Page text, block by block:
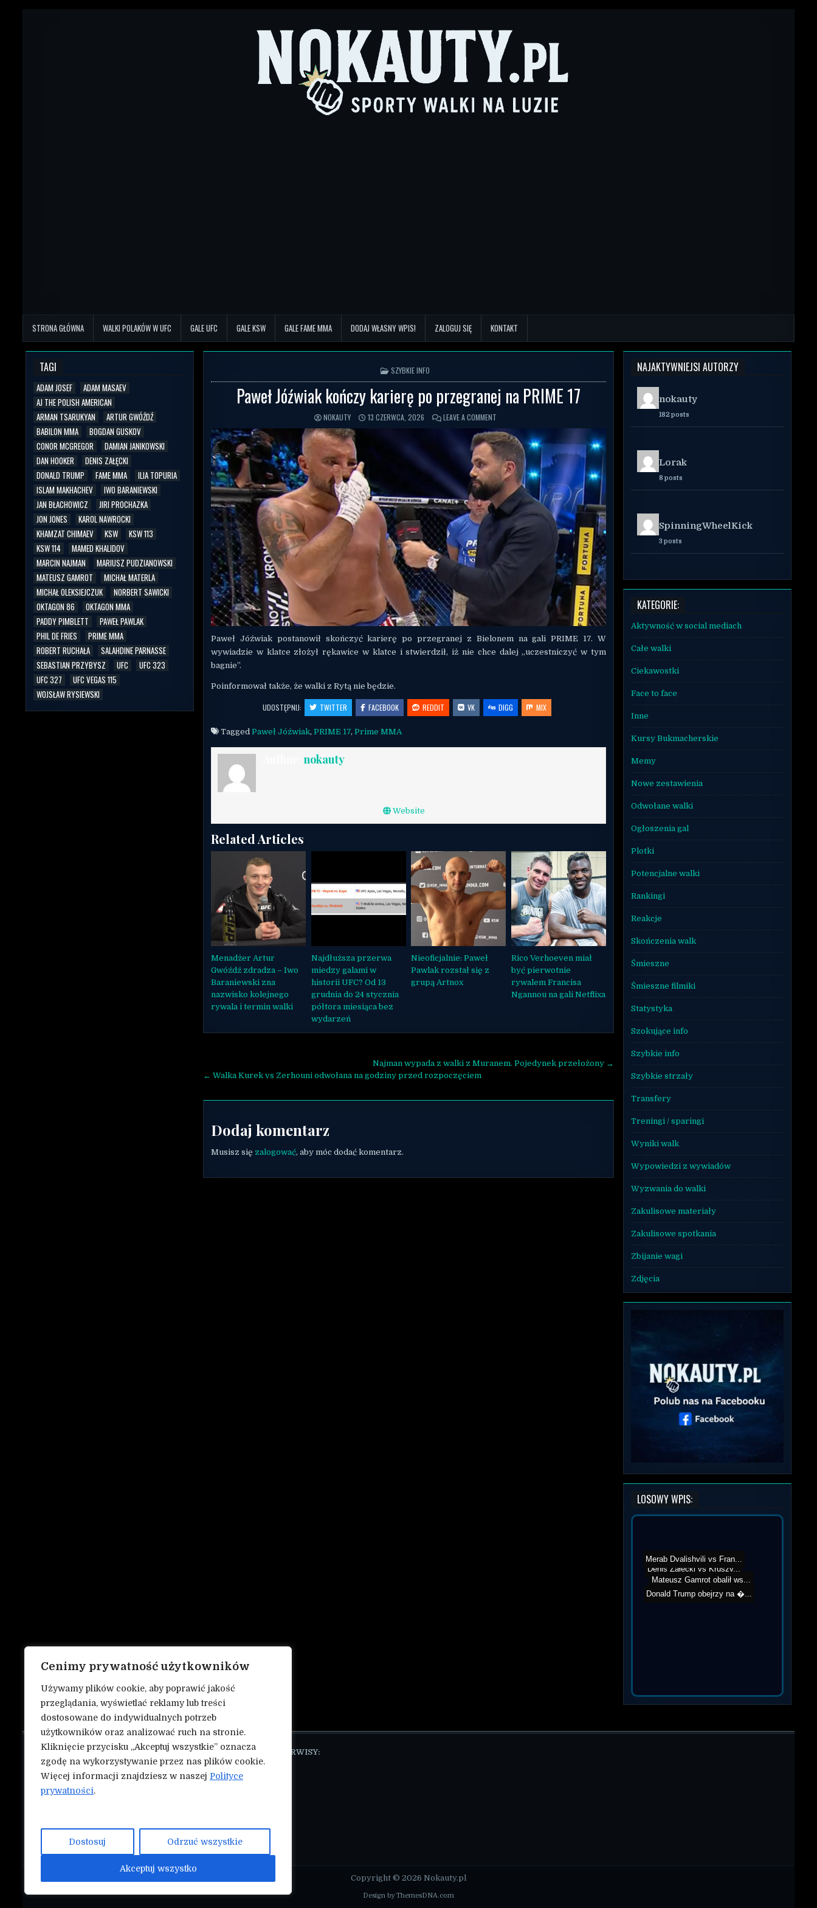
Cenimy prywatność użytkowników
Używamy plików cookie, aby poprawić jakość
przeglądania, wyświetlać reklamy lub treści
dostosowane do indywidualnych potrzeb
użytkowników oraz analizować ruch na stronie.
Kliknięcie przycisku „Akceptuj wszystkie” oznacza
zgodę na wykorzystywanie przez nas plików cookie.
Więcej informacji znajdziesz w naszej Polityce
prywatności.
Dostosuj Odrzuć wszystkie
Akceptuj wszystko
STRONA GŁÓWNA WALKI POLAKÓW W UFC GALE UFC GALE KSW GALE FAME MMA DODAJ WŁASNY WPIS! ZALOGUJ SIĘ KONTAKT
POSTED IN
SZYBKIE INFO
Paweł Jóźwiak kończy karierę po przegranej na PRIME 17
NOKAUTY 13 CZERWCA, 2026 LEAVE A COMMENT
Paweł Jóźwiak postanowił skończyć karierę po przegranej z Bielonem na gali PRIME 17. W
wywiadzie w klatce złożył rękawice w klatce i stwierdził, iż nie chce dalej „uczestniczyć w tym
bagnie”.
Poinformował także, że walki z Rytą nie będzie.
UDOSTĘPNIJ: TWITTER FACEBOOK REDDIT VK DIGG MIX
TaggedPaweł Jóźwiak,PRIME 17,Prime MMA
nokauty
Website
Related Articles
Menadżer Artur
Gwóźdź zdradza – Iwo
Baraniewski zna
nazwisko kolejnego
rywala i termin walki
Najdłuższa przerwa
miedzy galami w
historii UFC? Od 13
grudnia do 24 stycznia
półtora miesiąca bez
wydarzeń
Nieoficjalnie: Paweł
Pawlak rozstał się z
grupą Artnox
Rico Verhoeven miał
być pierwotnie
rywalem Francisa
Ngannou na gali Netflixa
Najman wypada z walki z Muranem. Pojedynek przełożony →
← Walka Kurek vs Zerhouni odwołana na godziny przed rozpoczęciem
Dodaj komentarz
Musisz się zalogować, aby móc dodać komentarz.
TAGI
ADAM JOSEF
ADAM MASAEV
AJ THE POLISH AMERICAN
ARMAN TSARUKYAN
ARTUR GWÓŹDŹ
BABILON MMA
BOGDAN GUSKOV
CONOR MCGREGOR
DAMIAN JANIKOWSKI
DAN HOOKER
DENIS ZAŁĘCKI
DONALD TRUMP
FAME MMA
ILIA TOPURIA
ISLAM MAKHACHEV
IWO BARANIEWSKI
JAN BŁACHOWICZ
JIRI PROCHAZKA
JON JONES
KAROL NAWROCKI
KHAMZAT CHIMAEV
KSW
KSW 113
KSW 114
MAMED KHALIDOV
MARCIN NAJMAN
MARIUSZ PUDZIANOWSKI
MATEUSZ GAMROT
MICHAŁ MATERLA
MICHAŁ OLEKSIEJCZUK
NORBERT SAWICKI
OKTAGON 86
OKTAGON MMA
PADDY PIMBLETT
PAWEŁ PAWLAK
PHIL DE FRIES
PRIME MMA
ROBERT RUCHAŁA
SALAHDINE PARNASSE
SEBASTIAN PRZYBYSZ
UFC
UFC 323
UFC 327
UFC VEGAS 115
WOJSŁAW RYSIEWSKI
NAJAKTYWNIEJSI AUTORZY
nokauty
182 posts
Lorak
8 posts
SpinningWheelKick
3 posts
KATEGORIE:
Aktywność w social mediach
Całe walki
Ciekawostki
Face to face
Inne
Kursy Bukmacherskie
Memy
Nowe zestawienia
Odwołane walki
Ogłoszenia gal
Plotki
Potencjalne walki
Rankingi
Reakcje
Skończenia walk
Śmieszne
Śmieszne filmiki
Statystyka
Szokujące info
Szybkie info
Szybkie strzały
Transfery
Treningi / sparingi
Wyniki walk
Wypowiedzi z wywiadów
Wyzwania do walki
Zakulisowe materiały
Zakulisowe spotkania
Zbijanie wagi
Zdjęcia
LOSOWY WPIS:
Denis Załęcki vs Kruszy...
Merab Dvalishvili vs Fran...
Mateusz Gamrot obalił ws...
Donald Trump obejrzy na �...
O nas
Kontakt
Współtwórz serwis Nokauty.pl!
NASZE INNE SERWISY:
Copyright © 2026 Nokauty.pl
Design by ThemesDNA.com